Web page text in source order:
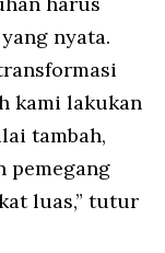
nyata.
kami lakukan
tambah,
pemegang
luas,” tutur